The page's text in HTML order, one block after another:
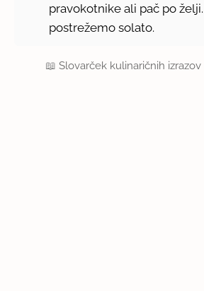
pravokotnike ali pač po
postrežemo solato.
📖Slovarček kulinaričnih izrazov